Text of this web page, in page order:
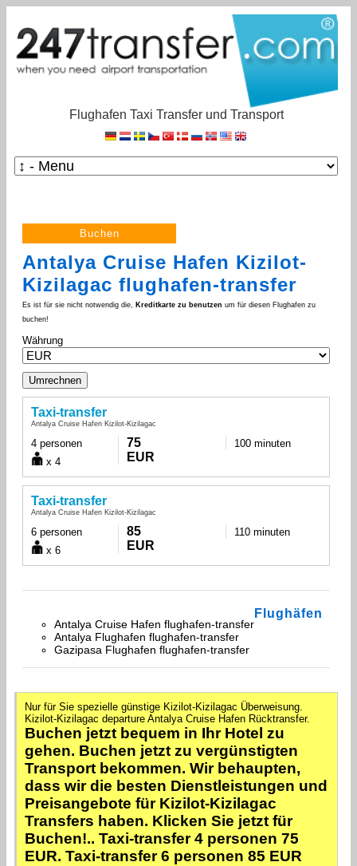
Flughafen Taxi Transfer und Transport
Antalya Cruise Hafen Kizilot-
Kizilagac flughafen-transfer
Es ist für sie nicht notwendig die, Kreditkarte zu benutzen um für diesen Flughafen zu
buchen!
Währung
Taxi-transfer
Antalya Cruise Hafen Kizilot-Kizilagac
4 personen
x 4
75
EUR
100 minuten
Taxi-transfer
Antalya Cruise Hafen Kizilot-Kizilagac
6 personen
x 6
85
EUR
110 minuten
Flughäfen
Antalya Cruise Hafen flughafen-transfer
Antalya Flughafen flughafen-transfer
Gazipasa Flughafen flughafen-transfer
Nur für Sie spezielle günstige Kizilot-Kizilagac Überweisung.
Kizilot-Kizilagac departure Antalya Cruise Hafen Rücktransfer.
Buchen jetzt bequem in Ihr Hotel zu
gehen. Buchen jetzt zu vergünstigten
Transport bekommen. Wir behaupten,
dass wir die besten Dienstleistungen und
Preisangebote für Kizilot-Kizilagac
Transfers haben. Klicken Sie jetzt für
Buchen!.. Taxi-transfer 4 personen 75
EUR. Taxi-transfer 6 personen 85 EUR